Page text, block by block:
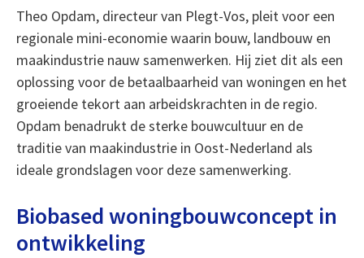
Theo Opdam, directeur van Plegt-Vos, pleit voor een
regionale mini-economie waarin bouw, landbouw en
maakindustrie nauw samenwerken. Hij ziet dit als een
oplossing voor de betaalbaarheid van woningen en het
groeiende tekort aan arbeidskrachten in de regio.
Opdam benadrukt de sterke bouwcultuur en de
traditie van maakindustrie in Oost-Nederland als
ideale grondslagen voor deze samenwerking.
Biobased woningbouwconcept in
ontwikkeling